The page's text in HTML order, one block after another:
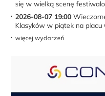
się w wielką scenę
2026-08-07 19:00
Klasyków w piątek na placu
więcej wydarzeń